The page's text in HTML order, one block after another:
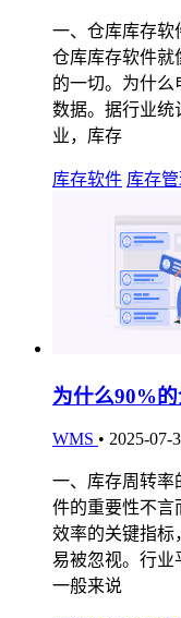
一、仓库库存软
仓库库存软件就
的一切。为什么
数据。据行业统
业，库存
库存软件 库存
为什么90%
WMS • 2025-07-
一、库存周转率
件的重要性不言
效率的关键指标
易被忽视。行业
一般来说